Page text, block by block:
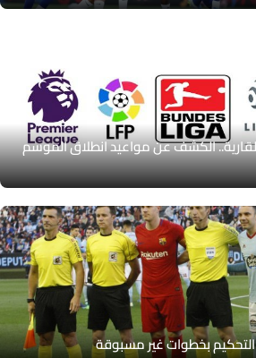
الكشف عن مواعيد انطلاق الموسم
بخطوات غير مسبوقة